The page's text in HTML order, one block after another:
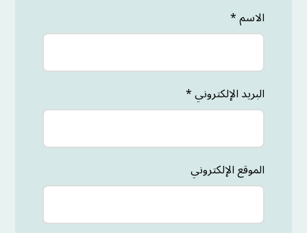
الاسم*
البريد الإلكتروني*
الموقع الإلكتروني